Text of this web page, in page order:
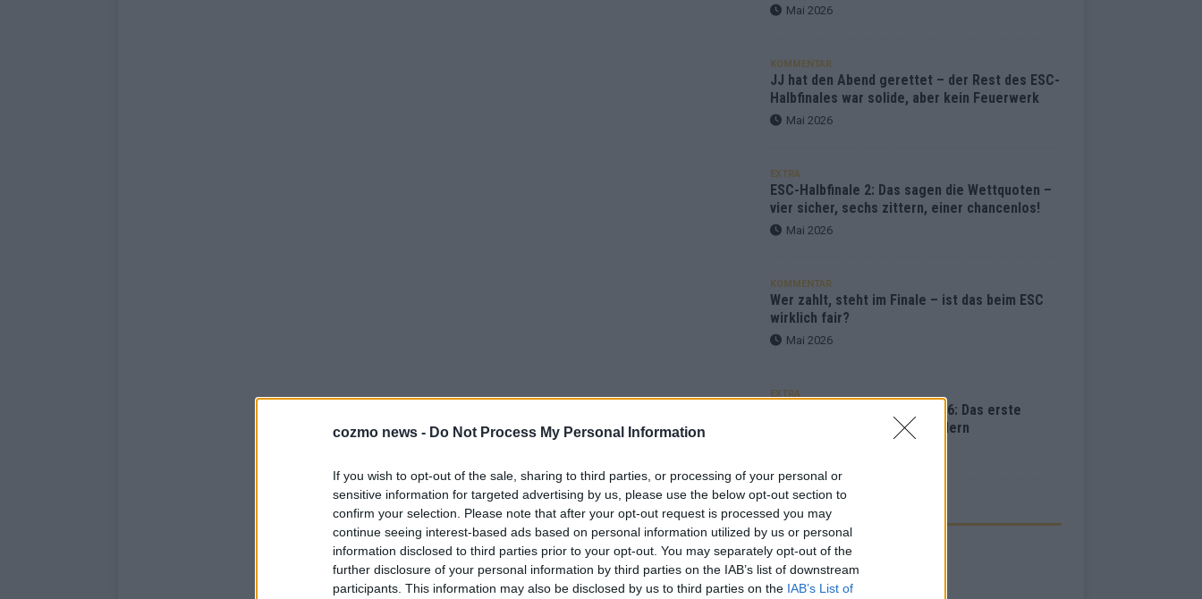
cozmo news - Do Not Process My Personal Information
If you wish to opt-out of the sale, sharing to third parties, or processing of your personal or
sensitive information for targeted advertising by us, please use the below opt-out section to
confirm your selection. Please note that after your opt-out request is processed you may
continue seeing interest-based ads based on personal information utilized by us or personal
information disclosed to third parties prior to your opt-out. You may separately opt-out of the
further disclosure of your personal information by third parties on the IAB’s list of downstream
participants. This information may also be disclosed by us to third parties on the IAB’s List of
Mai 2026
KOMMENTAR
JJ hat den Abend gerettet – der Rest des ESC-
Halbfinales war solide, aber kein Feuerwerk
Mai 2026
EXTRA
ESC-Halbfinale 2: Das sagen die Wettquoten –
vier sicher, sechs zittern, einer chancenlos!
Mai 2026
KOMMENTAR
Wer zahlt, steht im Finale – ist das beim ESC
wirklich fair?
Mai 2026
EXTRA
Eurovision Song Contest 2026: Das erste
Halbfinale – der Abend in Bildern
AD